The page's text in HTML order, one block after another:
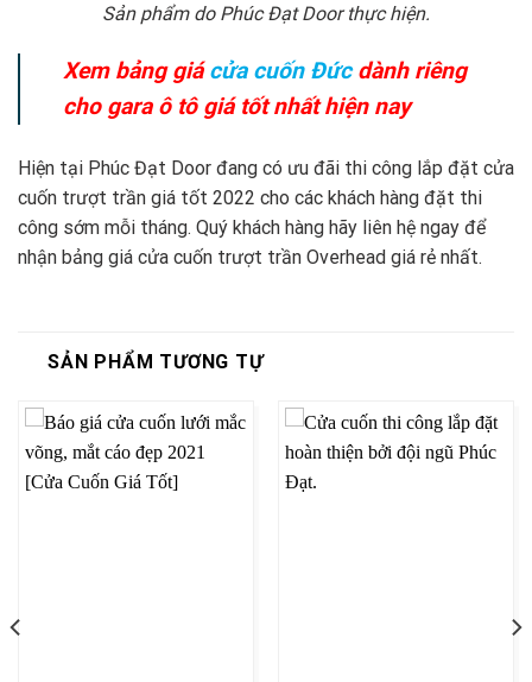
Sản phẩm do Phúc Đạt Door thực hiện.
Xem bảng giácửa cuốn Đứcdành riêng
cho gara ô tô giá tốt nhất hiện nay
Hiện tại Phúc Đạt Door đang có ưu đãi thi công lắp đặt cửa
cuốn trượt trần giá tốt 2022 cho các khách hàng đặt thi
công sớm mỗi tháng. Quý khách hàng hãy liên hệ ngay để
nhận bảng giá cửa cuốn trượt trần Overhead giá rẻ nhất.
SẢN PHẨM TƯƠNG TỰ